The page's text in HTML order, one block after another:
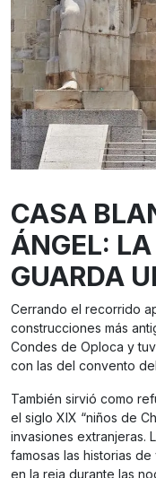
CASA
ÁNGEL:
GUARDA
Cerrando el recorrido
construcciones más
Condes de Oploca y
con las del convento
También sirvió como
el siglo XIX “niños de
invasiones extranjeras.
famosas las historias
en la reja durante las